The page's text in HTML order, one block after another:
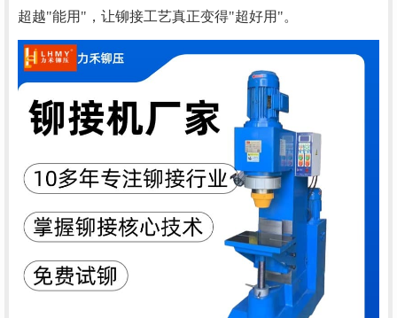
超越"能用"，让铆接工艺真正变得"超好用"。